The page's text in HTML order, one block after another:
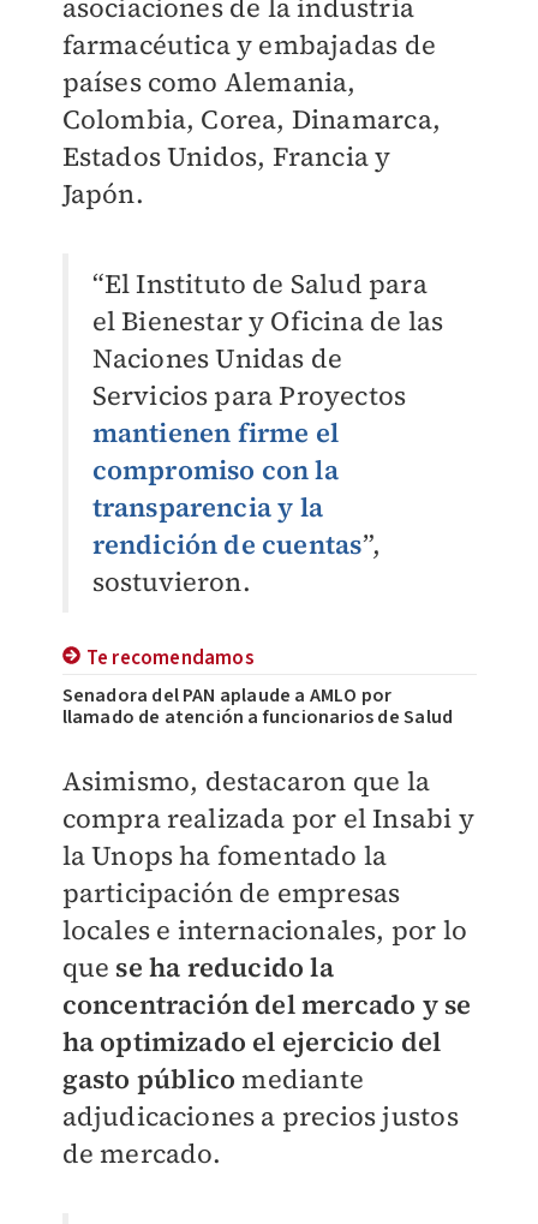
asociaciones de la industria
farmacéutica y embajadas de
países como Alemania,
Colombia, Corea, Dinamarca,
Estados Unidos, Francia y
Japón.
“El Instituto de Salud para
el Bienestar y Oficina de las
Naciones Unidas de
Servicios para Proyectos
mantienen firme el
compromiso con la
transparencia y la
rendición de cuentas”,
sostuvieron.
Te recomendamos
Senadora del PAN aplaude a AMLO por
llamado de atención a funcionarios de Salud
Asimismo, destacaron que la
compra realizada por el Insabi y
la Unops ha fomentado la
participación de empresas
locales e internacionales, por lo
que se ha reducido la
concentración del mercado y se
ha optimizado el ejercicio del
gasto público mediante
adjudicaciones a precios justos
de mercado.